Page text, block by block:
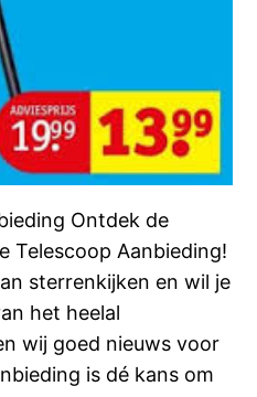
Ontdek de
Telescoop Aanbieding!
sterrenkijken en wil je
het heelal
wij goed nieuws voor
is dé kans om